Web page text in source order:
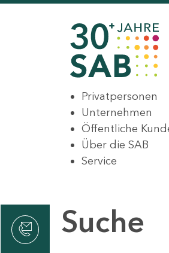
Privatpersonen
Unternehmen
Öffentliche
Über die SAB
Service
Suche